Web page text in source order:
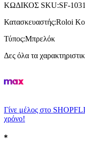
ΚΩΔΙΚΟΣ SKU:SF-
Κατασκευαστής:Roloi
Τύπος:Μπρελόκ
Δες όλα τα
Γίνε μέλος στο
χρόνο!